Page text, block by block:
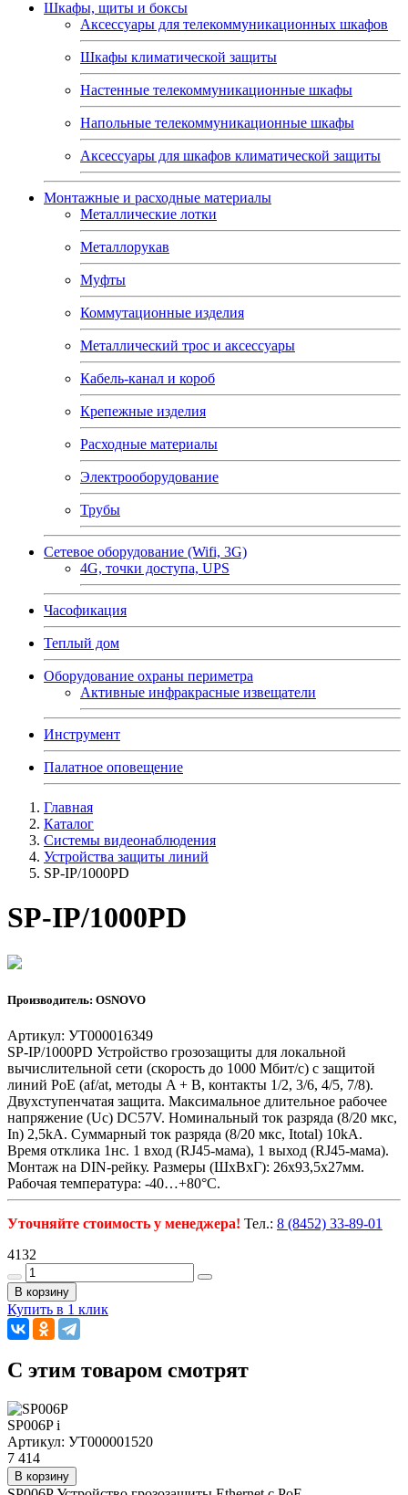
Шкафы, щиты и боксы
Аксессуары для телекоммуникационных шкафов
Шкафы климатической защиты
Настенные телекоммуникационные шкафы
Напольные телекоммуникационные шкафы
Аксессуары для шкафов климатической защиты
Монтажные и расходные материалы
Металлические лотки
Металлорукав
Муфты
Коммутационные изделия
Металлический трос и аксессуары
Кабель-канал и короб
Крепежные изделия
Расходные материалы
Электрооборудование
Трубы
Сетевое оборудование (Wifi, 3G)
4G, точки доступа, UPS
Часофикация
Теплый дом
Оборудование охраны периметра
Активные инфракрасные извещатели
Инструмент
Палатное оповещение
Главная
Каталог
Системы видеонаблюдения
Устройства защиты линий
SP-IP/1000PD
SP-IP/1000PD
Производитель: OSNOVO
Артикул: УТ000016349
SP-IP/1000PD Устройство грозозащиты для локальной
вычислительной сети (скорость до 1000 Мбит/с) с защитой
линий PoE (af/at, методы A + B, контакты 1/2, 3/6, 4/5, 7/8).
Двухступенчатая защита. Максимальное длительное рабочее
напряжение (Uс) DC57V. Номинальный ток разряда (8/20 мкс,
In) 2,5kA. Суммарный ток разряда (8/20 мкс, Itotal) 10kA.
Время отклика 1нс. 1 вход (RJ45-мама), 1 выход (RJ45-мама).
Монтаж на DIN-рейку. Размеры (ШхВхГ): 26x93,5x27мм.
Рабочая температура: -40…+80°С.
Уточняйте стоимость у менеджера! Тел.: 8 (8452) 33-89-01
4132
В корзину
Купить в 1 клик
C этим товаром смотрят
SP006Pi
Артикул: УТ000001520
7 414
В корзину